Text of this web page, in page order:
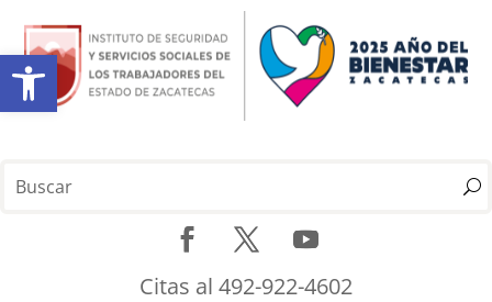
Abrir barra de herramientas
Citas al 492-922-4602